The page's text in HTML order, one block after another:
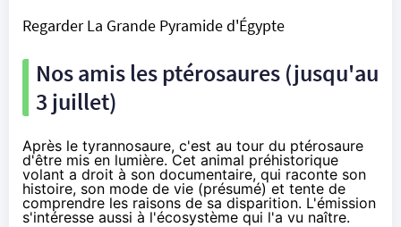
Regarder La Grande Pyramide d'Égypte
Nos amis les ptérosaures (jusqu'au
3 juillet)
Après le tyrannosaure, c'est au tour du ptérosaure
d'être mis en lumière. Cet animal préhistorique
volant a droit à son documentaire, qui raconte son
histoire, son mode de vie (présumé) et tente de
comprendre les raisons de sa disparition. L'émission
s'intéresse aussi à l'écosystème qui l'a vu naître.